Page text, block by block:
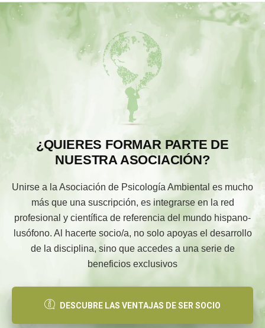
¿QUIERES FORMAR PARTE DE
NUESTRA ASOCIACIÓN?
Unirse a la Asociación de Psicología Ambiental es mucho
más que una suscripción, es integrarse en la red
profesional y científica de referencia del mundo hispano-
lusófono. Al hacerte socio/a, no solo apoyas el desarrollo
de la disciplina, sino que accedes a una serie de
beneficios exclusivos
DESCUBRE LAS VENTAJAS DE SER SOCIO